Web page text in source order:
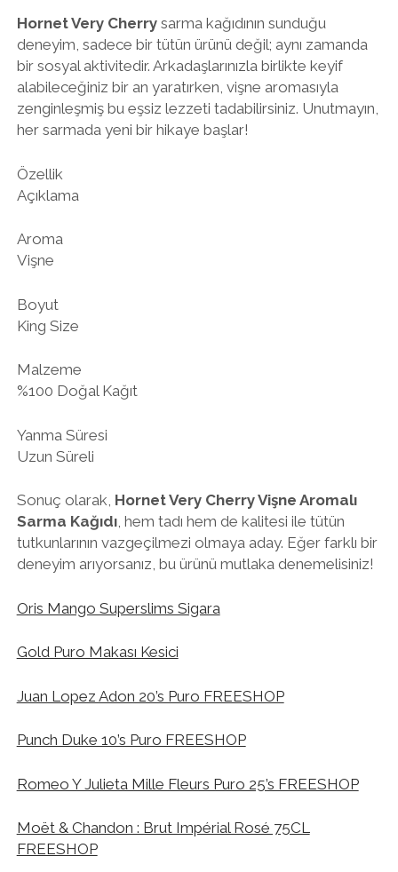
Hornet Very Cherrysarma kağıdının sunduğu
deneyim, sadece bir tütün ürünü değil; aynı zamanda
bir sosyal aktivitedir. Arkadaşlarınızla birlikte keyif
alabileceğiniz bir an yaratırken, vişne aromasıyla
zenginleşmiş bu eşsiz lezzeti tadabilirsiniz. Unutmayın,
her sarmada yeni bir hikaye başlar!
Özellik
Açıklama
Aroma
Vişne
Boyut
King Size
Malzeme
%100 Doğal Kağıt
Yanma Süresi
Uzun Süreli
Sonuç olarak, Hornet Very Cherry Vişne Aromalı
Sarma Kağıdı, hem tadı hem de kalitesi ile tütün
tutkunlarının vazgeçilmezi olmaya aday. Eğer farklı bir
deneyim arıyorsanız, bu ürünü mutlaka denemelisiniz!
Oris Mango Superslims Sigara
Gold Puro Makası Kesici
Juan Lopez Adon 20’s Puro FREESHOP
Punch Duke 10’s Puro FREESHOP
Romeo Y Julieta Mille Fleurs Puro 25’s FREESHOP
Moët & Chandon : Brut Impérial Rosé 75CL
FREESHOP